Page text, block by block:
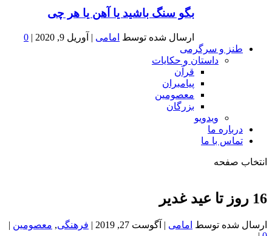
بگو سنگ باشید یا آهن یا هر چی
ارسال شده توسط امامی | آوریل 9, 2020 |
0
طنز و سرگرمی
داستان و حکایات
قرآن
پیامبران
معصومین
بزرگان
ویدویو
درباره ما
تماس با ما
انتخاب صفحه
خون
شمال
16 روز تا عید غدیر
ارسال شده توسط امامی | آگوست 27, 2019 | فرهنگی, معصومین |